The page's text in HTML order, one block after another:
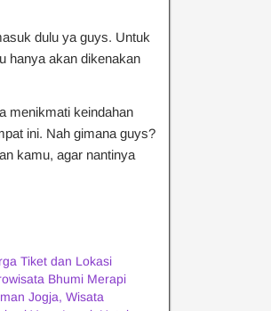
dulu ya guys. Untuk
hanya akan dikenakan
menikmati keindahan
ini. Nah gimana guys?
kamu, agar nantinya
Tiket dan Lokasi
Bhumi Merapi
Jogja, Wisata